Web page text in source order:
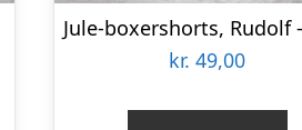
kr. 49,00